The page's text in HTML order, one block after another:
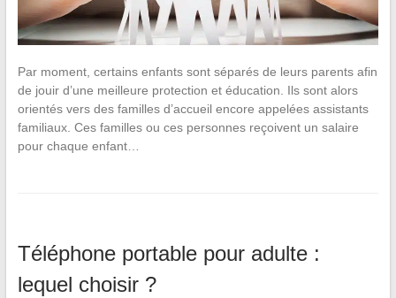
Par moment, certains enfants sont séparés de leurs parents afin
de jouir d’une meilleure protection et éducation. Ils sont alors
orientés vers des familles d’accueil encore appelées assistants
familiaux. Ces familles ou ces personnes reçoivent un salaire
pour chaque enfant…
Téléphone portable pour adulte :
lequel choisir ?